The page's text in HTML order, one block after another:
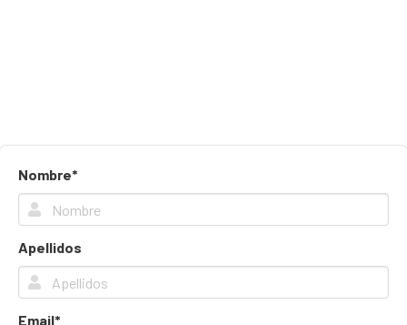
Nombre*
Apellidos
Email*